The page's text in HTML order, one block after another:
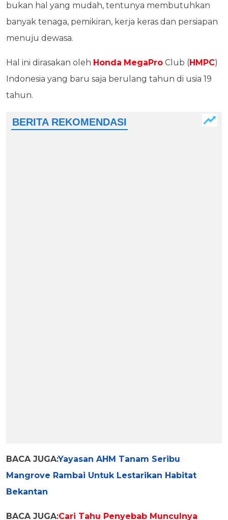
bukan hal yang mudah, tentunya membutuhkan
banyak tenaga, pemikiran, kerja keras dan persiapan
menuju dewasa.
Hal ini dirasakan oleh Honda MegaPro Club (HMPC)
Indonesia yang baru saja berulang tahun di usia 19
tahun.
BACA JUGA:Yayasan AHM Tanam Seribu
Mangrove Rambai Untuk Lestarikan Habitat
Bekantan
BACA JUGA:Cari Tahu Penyebab Munculnya